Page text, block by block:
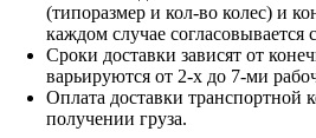
(типоразмер и кол-во колес) и
каждом случае
Сроки доставки зависят от
варьируются от 2-х до 7-ми
Оплата доставки транспортной
получении груза.